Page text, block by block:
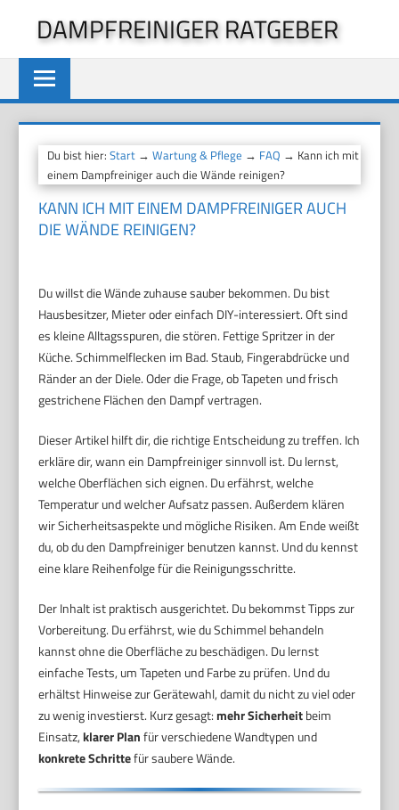
springen
DAMPFREINIGER RATGEBER
Du bist hier:Start →Wartung & Pflege → FAQ → Kann ich mit
einem Dampfreiniger auch die Wände reinigen?
KANN ICH MIT EINEM DAMPFREINIGER AUCH
DIE WÄNDE REINIGEN?
Du willst die Wände zuhause sauber bekommen. Du bist
Hausbesitzer, Mieter oder einfach DIY-interessiert. Oft sind
es kleine Alltagsspuren, die stören. Fettige Spritzer in der
Küche. Schimmelflecken im Bad. Staub, Fingerabdrücke und
Ränder an der Diele. Oder die Frage, ob Tapeten und frisch
gestrichene Flächen den Dampf vertragen.
Dieser Artikel hilft dir, die richtige Entscheidung zu treffen. Ich
erkläre dir, wann ein Dampfreiniger sinnvoll ist. Du lernst,
welche Oberflächen sich eignen. Du erfährst, welche
Temperatur und welcher Aufsatz passen. Außerdem klären
wir Sicherheitsaspekte und mögliche Risiken. Am Ende weißt
du, ob du den Dampfreiniger benutzen kannst. Und du kennst
eine klare Reihenfolge für die Reinigungsschritte.
Der Inhalt ist praktisch ausgerichtet. Du bekommst Tipps zur
Vorbereitung. Du erfährst, wie du Schimmel behandeln
kannst ohne die Oberfläche zu beschädigen. Du lernst
einfache Tests, um Tapeten und Farbe zu prüfen. Und du
erhältst Hinweise zur Gerätewahl, damit du nicht zu viel oder
zu wenig investierst. Kurz gesagt:mehr Sicherheitbeim
Einsatz,klarer Planfür verschiedene Wandtypen und
konkrete Schrittefür saubere Wände.